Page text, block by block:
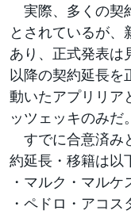
実際、多くの契
とされているが、
あり、正式発表は
以降の契約延長を
動いたアプリリア
ッツェッキのみだ。
すでに合意済み
約延長・移籍は以
・マルク・マル
・ペドロ・アコ